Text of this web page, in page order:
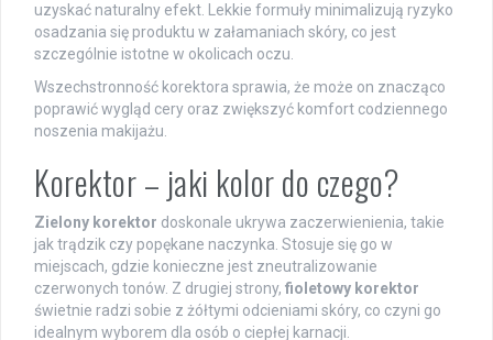
uzyskać naturalny efekt. Lekkie formuły minimalizują ryzyko
osadzania się produktu w załamaniach skóry, co jest
szczególnie istotne w okolicach oczu.
Wszechstronność korektora sprawia, że może on znacząco
poprawić wygląd cery oraz zwiększyć komfort codziennego
noszenia makijażu.
Korektor – jaki kolor do czego?
Zielony korektor doskonale ukrywa zaczerwienienia, takie
jak trądzik czy popękane naczynka. Stosuje się go w
miejscach, gdzie konieczne jest zneutralizowanie
czerwonych tonów. Z drugiej strony, fioletowy korektor
świetnie radzi sobie z żółtymi odcieniami skóry, co czyni go
idealnym wyborem dla osób o ciepłej karnacji.